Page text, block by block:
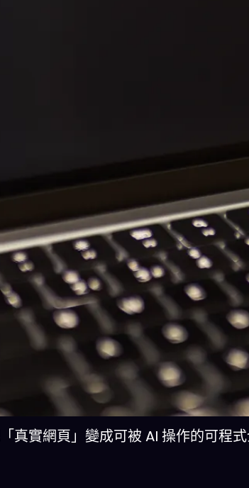
真實網頁」變成可被 AI 操作的可程